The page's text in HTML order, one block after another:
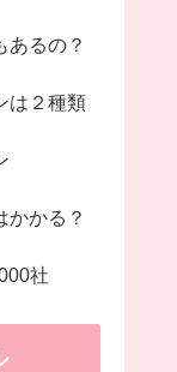
あるの？
は２種類
かかる？
社